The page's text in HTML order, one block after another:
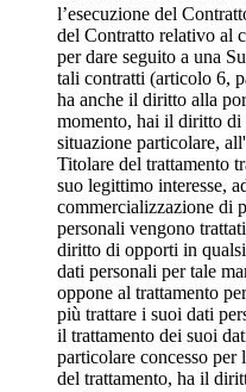
l’esecuzione del
del Contratto relativo al
per dare seguito a una
tali contratti (articolo 6,
ha anche il diritto alla
momento, hai il diritto di
situazione particolare,
Titolare del trattamento
suo legittimo interesse,
commercializzazione di
personali vengono
diritto di opporti in
dati personali per tale
oppone al trattamento
più trattare i suoi dati
il trattamento dei suoi
particolare concesso
del trattamento, ha il